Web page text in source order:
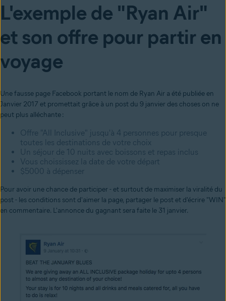
L'exemple de "Ryan Air"
et son offre pour partir en
voyage
Une fausse page Facebook portant le nom de Ryan Air a été publiée en
Janvier 2017 et promettait grâce à un post du 9 janvier des choses on ne
peut plus alléchante :
Offre "All Inclusive" jusqu'à 4 personnes pour presque
toutes les destinations de votre choix
Un séjour de 10 nuits avec boissons et repas inclus
Vous choississez la date de votre départ
$5000 à dépenser
Pour avoir une chance de participer - et surtout de maximiser la viralité du
post - les conditions sont d'aimer la page, partager le post et d'écrire "WIN"
en commentaire. L'annonce du gagnant sera faite le 31 janvier.